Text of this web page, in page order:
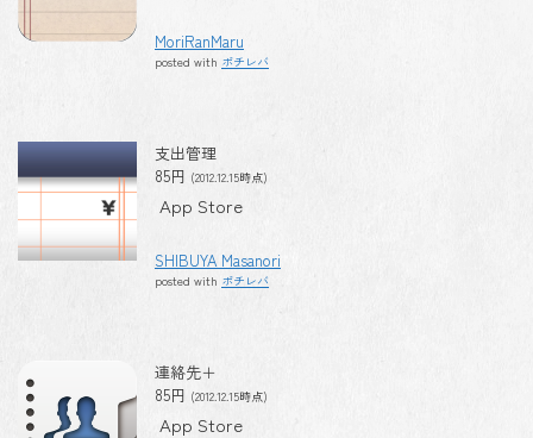
MoriRanMaru
posted with ポチレバ
支出管理
85円 (2012.12.15時点)
App Store
SHIBUYA Masanori
posted with ポチレバ
連絡先＋
85円 (2012.12.15時点)
App Store